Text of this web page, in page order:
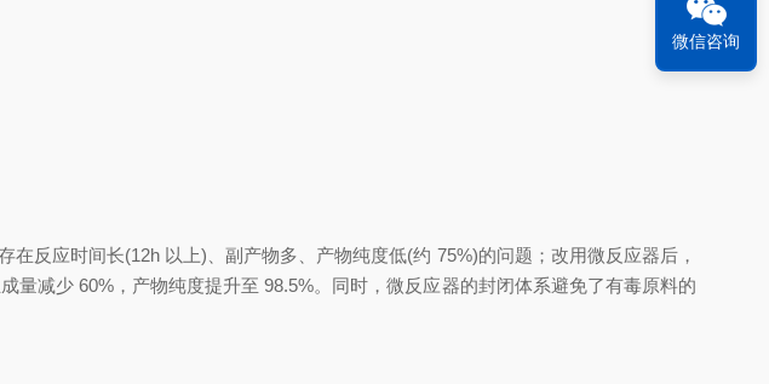
应时间长(12h 以上)、副产物多、产物纯度低(约 75%)的问题；改用微反应器后，
减少 60%，产物纯度提升至 98.5%。同时，微反应器的封闭体系避免了有毒原料的
微信咨询